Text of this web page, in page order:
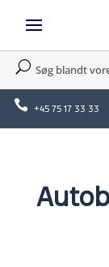
U Søg blandt
 +45 75 17 33 33